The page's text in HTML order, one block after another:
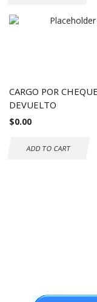
CARGO POR CHEQUE
DEVUELTO
$0.00
ADD TO CART